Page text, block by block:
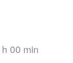
00 min